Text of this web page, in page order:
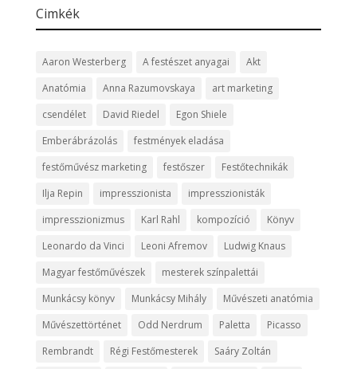
Cimkék
Aaron Westerberg A festészet anyagai
Akt
Anatómia
Anna Razumovskaya
art marketing
csendélet
David Riedel
Egon Shiele
Emberábrázolás
festmények eladása
festőművész marketing
festőszer
Festőtechnikák
Ilja Repin
impresszionista
impresszionisták
impresszionizmus
Karl Rahl kompozíció
Könyv
Leonardo da Vinci
Leoni Afremov
Ludwig Knaus
Magyar festőművészek
mesterek színpalettái
Munkácsy könyv
Munkácsy Mihály
Művészeti anatómia
Művészettörténet
Odd Nerdrum Paletta
Picasso
Rembrandt
Régi Festőmesterek
Saáry Zoltán